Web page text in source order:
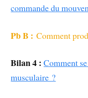
commande du
Pb B :Comment
Bilan 4 : Comment
musculaire ?